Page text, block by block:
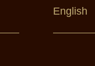
English